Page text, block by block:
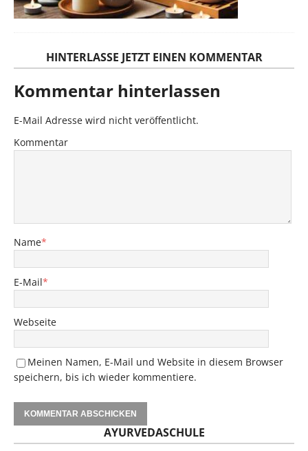
HINTERLASSE JETZT EINEN KOMMENTAR
Kommentar hinterlassen
E-Mail Adresse wird nicht veröffentlicht.
Kommentar
Name*
E-Mail*
Webseite
Meinen Namen, E-Mail und Website in diesem Browser
speichern, bis ich wieder kommentiere.
AYURVEDASCHULE